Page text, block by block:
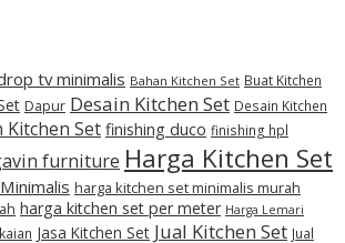
tv minimalis Bahan Kitchen Set Buat Kitchen
Dapur Desain Kitchen Set Desain Kitchen
Kitchen Set finishing duco finishing hpl
furniture Harga Kitchen Set
harga kitchen set minimalis murah
harga kitchen set per meter Harga Lemari
Jasa Kitchen Set Jual Kitchen Set Jual